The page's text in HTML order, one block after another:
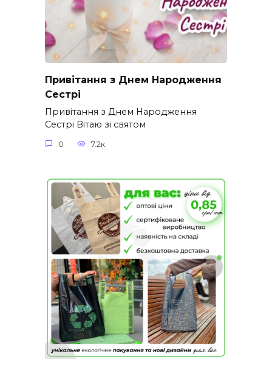
Привітання з Днем Народження
Сестрі
Привітання з Днем Народження
Сестрі Вітаю зі святом
0 7.2к.